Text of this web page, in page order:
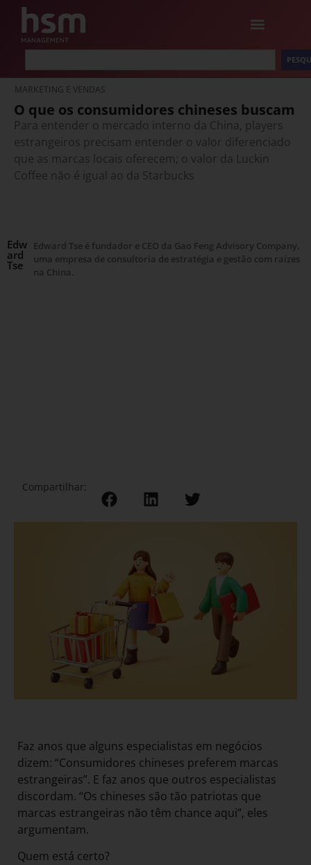
MARKETING E VENDAS
O que os consumidores chineses buscam
Para entender o mercado interno da China, players
estrangeiros precisam entender o valor diferenciado
que as marcas locais oferecem; o valor da Luckin
Coffee não é igual ao da Starbucks
Edw
ard
Tse
Edward Tse é fundador e CEO da Gao Feng Advisory Company,
uma empresa de consultoria de estratégia e gestão com raízes
na China.
Compartilhar:
Faz anos que alguns especialistas em negócios
dizem: “Consumidores chineses preferem marcas
estrangeiras”. E faz anos que outros especialistas
discordam. “Os chineses são tão patriotas que
marcas estrangeiras não têm chance aqui”, eles
argumentam.
Quem está certo?